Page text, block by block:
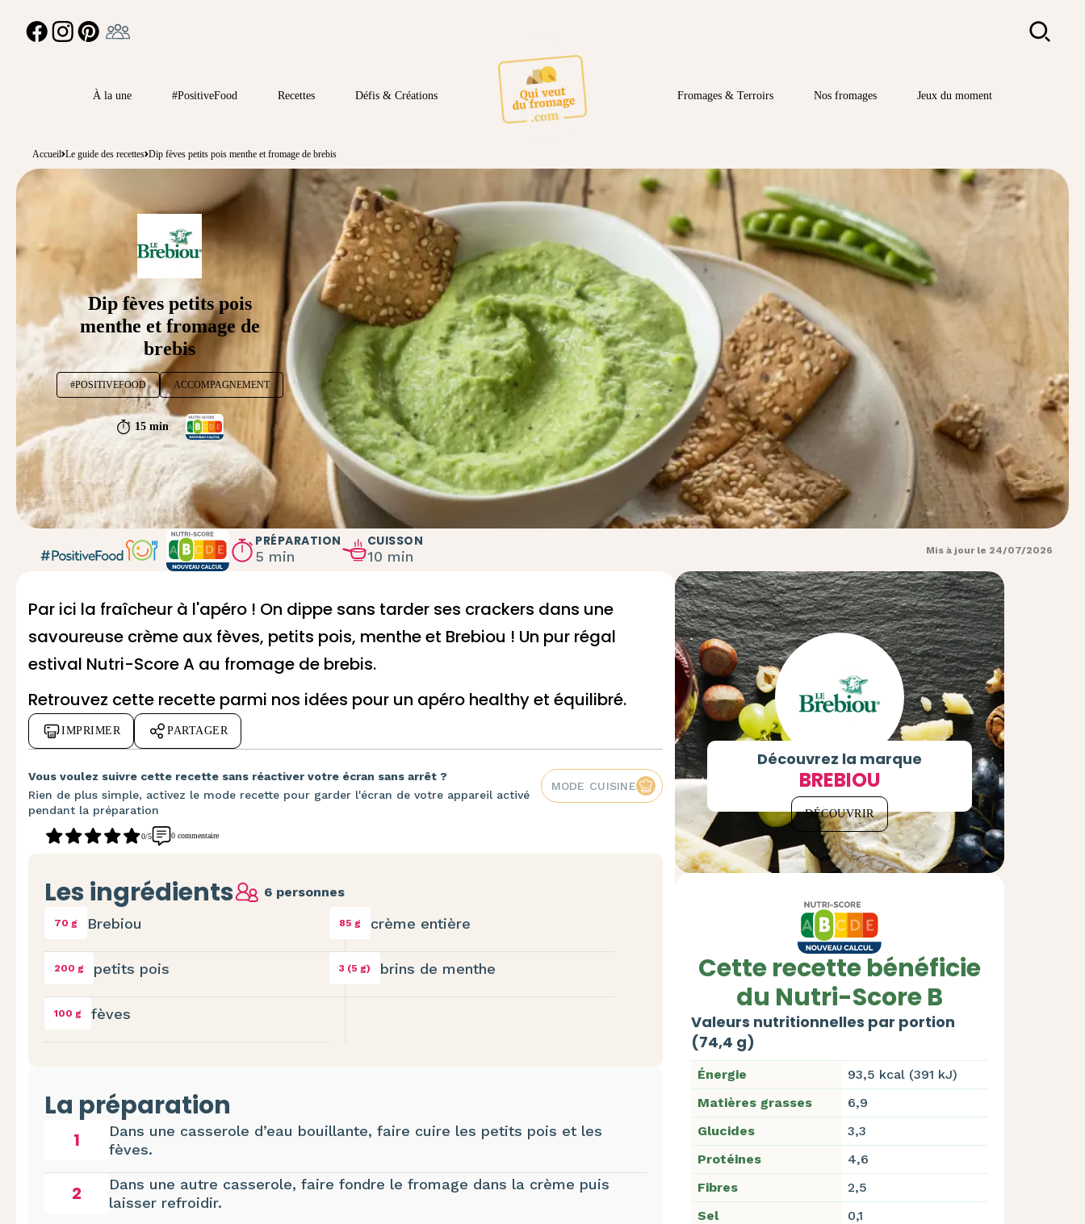
FACEBOOKINSTAGRAMPINTEREST Rechercher
À la une #PositiveFood Recettes Défis & Créations Fromages & Terroirs Nos fromages Jeux du moment
Accueil Le guide des recettes Dip fèves petits pois menthe et fromage de brebis
Dip fèves petits pois
menthe et fromage de
brebis
#POSITIVEFOOD ACCOMPAGNEMENT
15 min
PRÉPARATION
5 min
CUISSON
10 min Mis à jour le 24/07/2026
Par ici la fraîcheur à l'apéro ! On dippe sans tarder ses crackers dans une
savoureuse crème aux fèves, petits pois, menthe et Brebiou ! Un pur régal
estival Nutri-Score A au fromage de brebis.
Retrouvez cette recette parmi nos idées pour un apéro healthy et équilibré.
IMPRIMER PARTAGER
Vous voulez suivre cette recette sans réactiver votre écran sans arrêt ?
Rien de plus simple, activez le mode recette pour garder l'écran de votre appareil activé
pendant la préparation
MODE CUISINE
0/5 0 commentaire
Les ingrédients 6 personnes
70 g Brebiou
200 g petits pois
100 g fèves
85 g crème entière
3 (5 g) brins de menthe
La préparation
1
Dans une casserole d’eau bouillante, faire cuire les petits pois et les
fèves.
2
Dans une autre casserole, faire fondre le fromage dans la crème puis
laisser refroidir.
Découvrez la marque
BREBIOU
DÉCOUVRIR
Cette recette bénéficie
du Nutri-Score B
Valeurs nutritionnelles par portion
(74,4 g)
Énergie
93,5 kcal (391 kJ)
Matières grasses
6,9
Glucides
3,3
Protéines
4,6
Fibres
2,5
Sel
0,1